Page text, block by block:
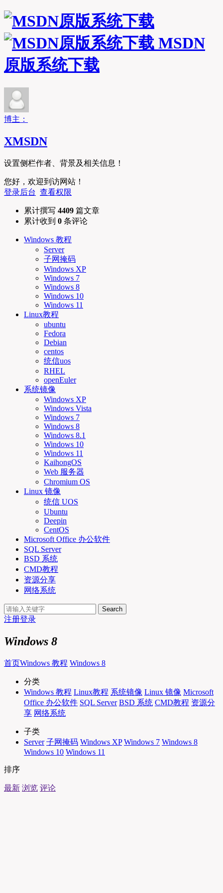
MSDN
原版系统下载
博主：
XMSDN
设置侧栏作者、背景及相关信息！
您好，欢迎到访网站！
登录后台 查看权限
累计撰写 4409 篇文章
累计收到 0 条评论
Windows 教程
Server
子网掩码
Windows XP
Windows 7
Windows 8
Windows 10
Windows 11
Linux教程
ubuntu
Fedora
Debian
centos
统信uos
RHEL
openEuler
系统镜像
Windows XP
Windows Vista
Windows 7
Windows 8
Windows 8.1
Windows 10
Windows 11
KaihongOS
Web 服务器
Chromium OS
Linux 镜像
统信 UOS
Ubuntu
Deepin
CentOS
Microsoft Office 办公软件
SQL Server
BSD 系统
CMD教程
资源分享
网络系统
Search
注册登录
Windows 8
首页Windows 教程 Windows 8
分类
Windows 教程 Linux教程 系统镜像 Linux 镜像 Microsoft
Office 办公软件 SQL Server BSD 系统 CMD教程 资源分
享 网络系统
子类
Server 子网掩码 Windows XP Windows 7 Windows 8
Windows 10 Windows 11
排序
最新 浏览 评论